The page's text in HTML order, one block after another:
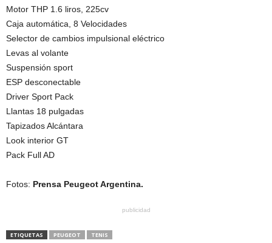
Motor THP 1.6 liros, 225cv
Caja automática, 8 Velocidades
Selector de cambios impulsional eléctrico
Levas al volante
Suspensión sport
ESP desconectable
Driver Sport Pack
Llantas 18 pulgadas
Tapizados Alcántara
Look interior GT
Pack Full AD
Fotos: Prensa Peugeot Argentina.
publicidad
ETIQUETAS PEUGEOT TENIS